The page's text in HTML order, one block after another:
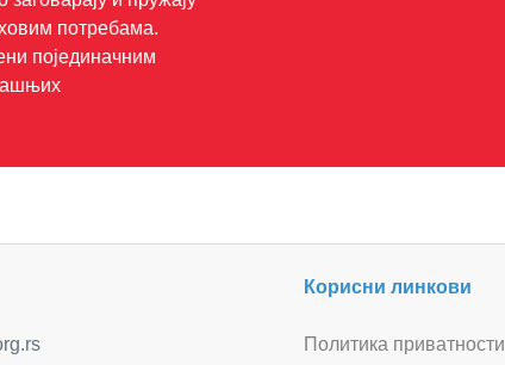
потребама.
појединачним
Корисни линкови
Политика приватности